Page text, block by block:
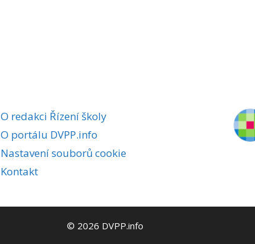
O redakci Řízení školy
O portálu DVPP.info
Nastavení souborů cookie
Kontakt
© 2026 DVPP.info